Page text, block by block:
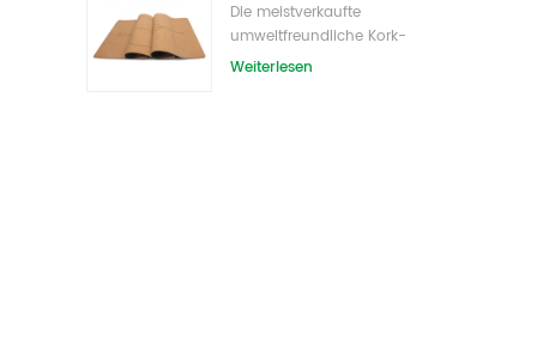
Die meistverkaufte
umweltfreundliche Kork-
Yogamatte von Amazon
Weiterlesen